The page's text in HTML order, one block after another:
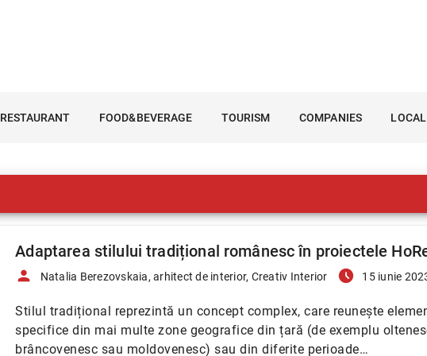
RESTAURANT FOOD&BEVERAGE TOURISM COMPANIES
Adaptarea stilului tradițional românesc în proiectele
person Natalia Berezovskaia, arhitect de interior, Creativ Interior access_time_filled 15 iunie
Stilul tradițional reprezintă un concept complex, care reunește
specifice din mai multe zone geografice din țară (de exemplu
brâncovenesc sau moldovenesc) sau din diferite perioade…